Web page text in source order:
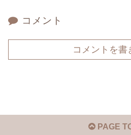
コメント
コメントを書
PAGE